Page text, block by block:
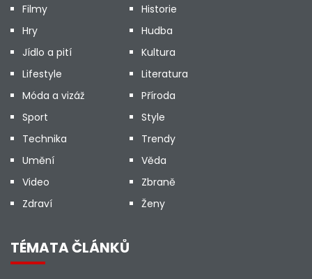
Filmy
Historie
Hry
Hudba
Jídlo a pití
Kultura
Lifestyle
Literatura
Móda a vizáž
Příroda
Sport
Style
Technika
Trendy
Umění
Věda
Video
Zbraně
Zdraví
Ženy
TÉMATA ČLÁNKŮ